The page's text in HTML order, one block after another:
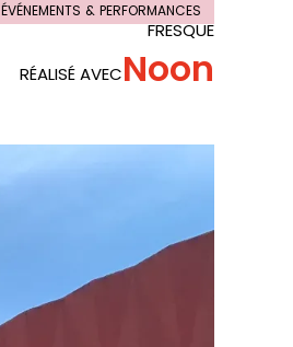
ÉVÉNEMENTS & PERFORMANCES
FRESQUE
RÉALISÉ AVECNoon